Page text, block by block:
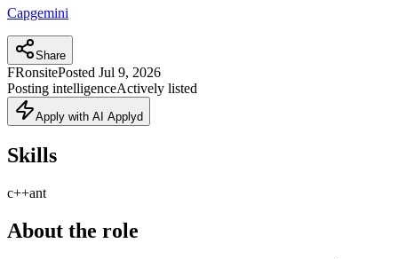
Capgemini
Share
FRonsitePosted Jul 9, 2026
Posting intelligenceActively listed
Apply with AI Applyd
Skills
c++ant
About the role